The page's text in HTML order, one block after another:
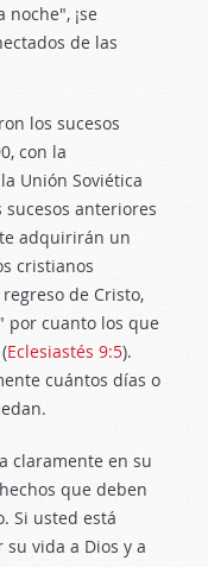
¡se
de las
los sucesos
con la
Unión Soviética
anteriores
adquirirán un
cristianos
de Cristo,
por cuanto los que
Eclesiastés 9:5).
cuántos días o
claramente en su
que deben
Si usted está
vida a Dios y a